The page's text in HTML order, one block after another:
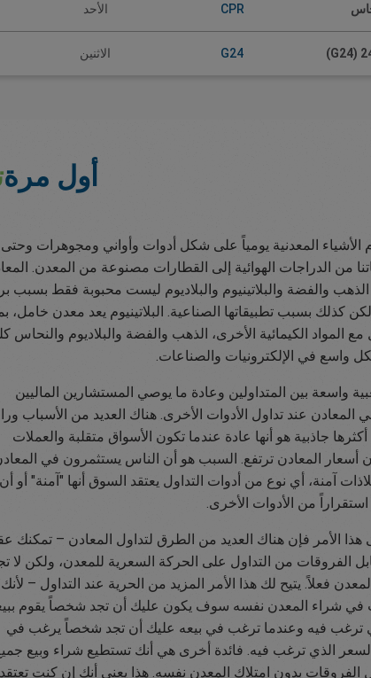
CPR الأحد
G24 الاثنين
أول مرة
الأشياء المعدنية يومياً على شكل أدوات وأواني ومجوهرات
من الدراجات الهوائية إلى القطارات مصنوعة من المعدن.
الذهب والفضة والبلاتينيوم والبلاديوم ليست محبوبة فقط بسبب
كذلك بسبب تطبيقاتها الصناعية. البلاتينيوم يعد معدن خامل،
مع المواد الكيمائية الأخرى، الذهب والفضة والبلاديوم والنحاس
واسع في الإلكترونيات والصناعات.
واسعة بين المتداولين وعادة ما يوصي المستشارين الماليين
المعادن عند تداول الأدوات الأخرى. هناك العديد من الأسباب
جاذبية هو أنها عادة عندما تكون الأسواق متقلبة والعملات
أسعار المعادن ترتفع. السبب هو أن الناس يستثمرون في
آمنة، أي نوع من أدوات التداول يعتقد السوق أنها "آمنة" أو أن
من الأدوات الأخرى.
هذا الأمر فإن هناك العديد من الطرق لتداول المعادن – تمكنك
الفروقات من التداول على الحركة السعرية للمعدن، ولكن لا
فعلاً. يتيح لك هذا الأمر المزيد من الحرية عند التداول – لأنك
في شراء المعدن نفسه سوف يكون عليك أن تجد شخصاً يقوم
ترغب فيه وعندما ترغب في بيعه عليك أن تجد شخصاً يرغب في
الذي ترغب فيه. فائدة أخرى هي أنك تستطيع شراء وبيع
الفروقات بدون امتلاك المعدن نفسه. هذا يعني أنك إن كنت